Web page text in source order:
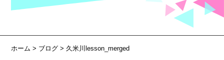
ホーム> ブログ > 久米川lesson_merged